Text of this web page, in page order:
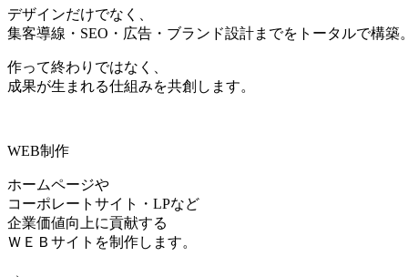
デザインだけでなく、
集客導線・SEO・広告・ブランド設計までをトータルで構築
作って終わりではなく、
成果が生まれる仕組みを共創します。
WEB制作
ホームページや
コーポレートサイト・LPなど
企業価値向上に貢献する
ＷＥＢサイトを制作します。